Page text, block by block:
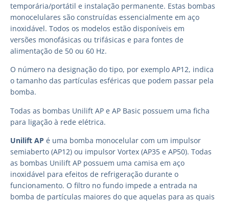
temporária/portátil e instalação permanente. Estas bombas
monocelulares são construídas essencialmente em aço
inoxidável. Todos os modelos estão disponíveis em
versões monofásicas ou trifásicas e para fontes de
alimentação de 50 ou 60 Hz.
O número na designação do tipo, por exemplo AP12, indica
o tamanho das partículas esféricas que podem passar pela
bomba.
Todas as bombas Unilift AP e AP Basic possuem uma ficha
para ligação à rede elétrica.
Unilift AP é uma bomba monocelular com um impulsor
semiaberto (AP12) ou impulsor Vortex (AP35 e AP50). Todas
as bombas Unilift AP possuem uma camisa em aço
inoxidável para efeitos de refrigeração durante o
funcionamento. O filtro no fundo impede a entrada na
bomba de partículas maiores do que aquelas para as quais